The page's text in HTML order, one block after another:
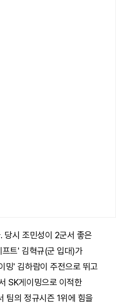
당시 조민성이 2군서 좋은
트' 김혁규(군 입대)가
밍' 김하람이 주전으로 뛰고
SK게이밍으로 이적한
팀의 정규시즌 1위에 힘을